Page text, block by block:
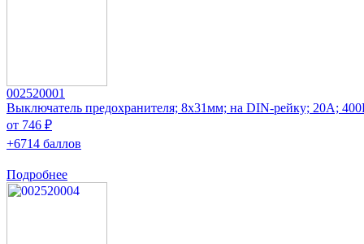
002520001
Выключатель предохранителя; 8x31мм; на DIN-рейку; 20А;
от 746 ₽
+6714 баллов
Подробнее